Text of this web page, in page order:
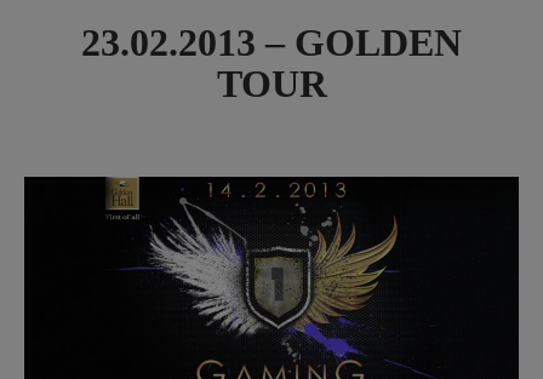
23.02.2013 – GOLDEN
TOUR